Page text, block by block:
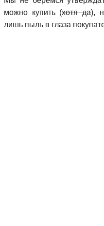
можно купить (хотя да),
лишь пыль в глаза